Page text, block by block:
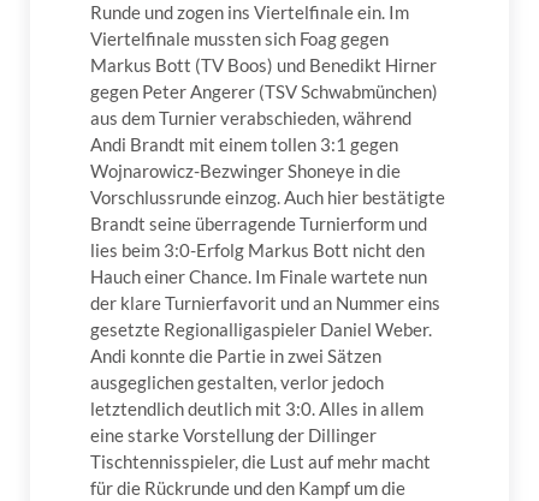
Runde und zogen ins Viertelfinale ein. Im
Viertelfinale mussten sich Foag gegen
Markus Bott (TV Boos) und Benedikt Hirner
gegen Peter Angerer (TSV Schwabmünchen)
aus dem Turnier verabschieden, während
Andi Brandt mit einem tollen 3:1 gegen
Wojnarowicz-Bezwinger Shoneye in die
Vorschlussrunde einzog. Auch hier bestätigte
Brandt seine überragende Turnierform und
lies beim 3:0-Erfolg Markus Bott nicht den
Hauch einer Chance. Im Finale wartete nun
der klare Turnierfavorit und an Nummer eins
gesetzte Regionalligaspieler Daniel Weber.
Andi konnte die Partie in zwei Sätzen
ausgeglichen gestalten, verlor jedoch
letztendlich deutlich mit 3:0. Alles in allem
eine starke Vorstellung der Dillinger
Tischtennisspieler, die Lust auf mehr macht
für die Rückrunde und den Kampf um die